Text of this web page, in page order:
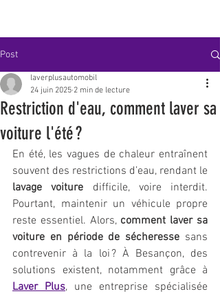
Post
Restriction d'eau, comment laver sa
voiture l'été ?
laverplusautomobil
24 juin 2025 2 min de lecture
En été, les vagues de chaleur entraînent
lavage voiture difficile, voire interdit.
Pourtant, maintenir un véhicule propre
reste essentiel. Alors, comment laver sa
voiture en période de sécheresse sans
contrevenir à la loi ? À Besançon, des
Laver Plus, une entreprise spécialisée